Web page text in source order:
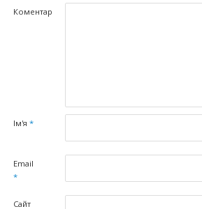
Коментар
Ім'я *
Email
*
Сайт